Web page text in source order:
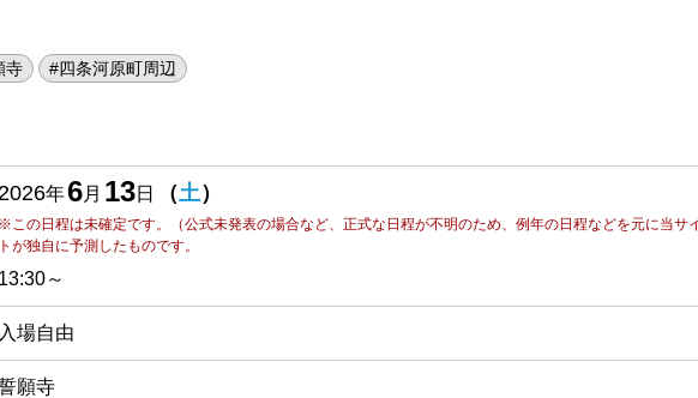
寺 #四条河原町周辺
年6月 13日 （土）
※この日程は未確定です。（公式未発表の場合など、正式な日程が不明のため、例年の日程などを元に当サ
トが独自に予測したものです。
13:30～
入場自由
願寺